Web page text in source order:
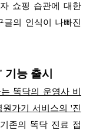
쇼핑 습관에 대한
의 인식이 나빠진
능 출시
똑닥의 운영사 비
원가기 서비스의 '진
기존의 똑닥 진료 접